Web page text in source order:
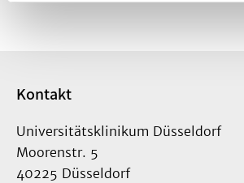
Kontakt
Universitätsklinikum Düsseldorf
Moorenstr. 5
40225 Düsseldorf